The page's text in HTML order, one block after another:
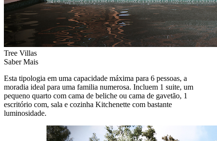
Tree Villas
Saber Mais
Esta tipologia em uma capacidade máxima para 6 pessoas, a
moradia ideal para uma familia numerosa. Incluem 1 suite, um
pequeno quarto com cama de beliche ou cama de gavetão, 1
escritório com, sala e cozinha Kitchenette com bastante
luminosidade.